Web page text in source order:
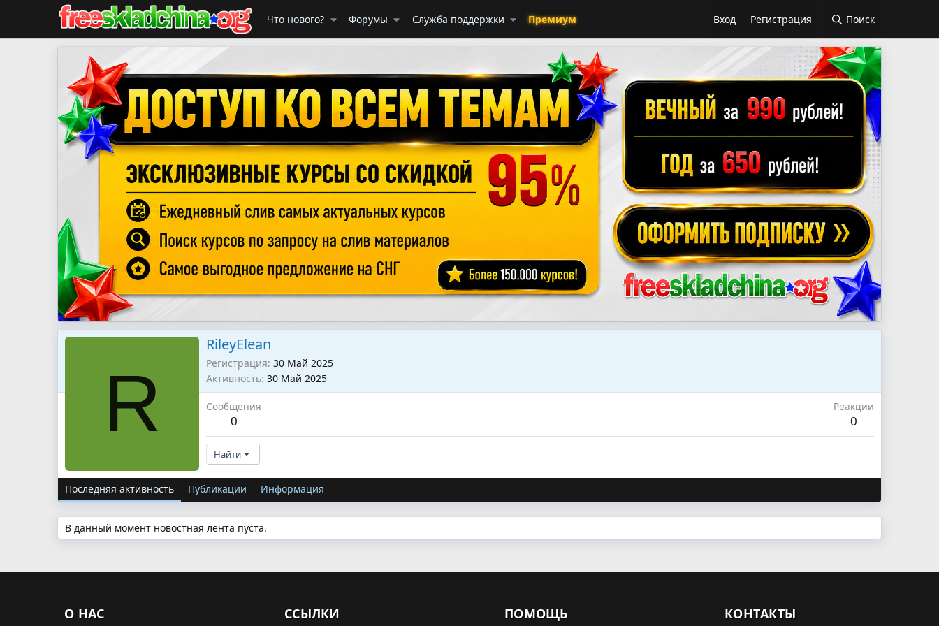
Что нового? Форумы Служба поддержки Премиум Вход Регистрация Поиск
R
RileyElean
Регистрация 30 Май 2025
Активность 30 Май 2025
Сообщения
0
Реакции
0
Найти
Последняя активность Публикации Информация
В данный момент новостная лента пуста.
О НАС ССЫЛКИ ПОМОЩЬ КОНТАКТЫ